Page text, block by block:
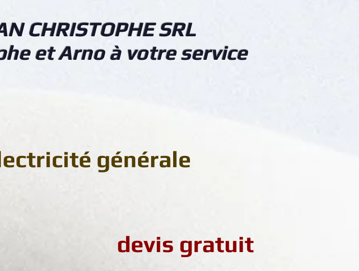
CHRISTOPHE SRL
et Arno à votre service
générale
devis gratuit